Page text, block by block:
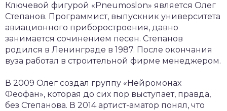
Ключевой фигурой «Pneumoslon» является Олег
Степанов. Программист, выпускник университета
авиационного приборостроения, давно
занимается сочинением песен. Степанов
родился в Ленинграде в 1987. После окончания
вуза работал в строительной фирме менеджером.
В 2009 Олег создал группу «Нейромонах
Феофан», которая до сих пор выступает, правда,
без Степанова. В 2014 артист-аматор понял, что